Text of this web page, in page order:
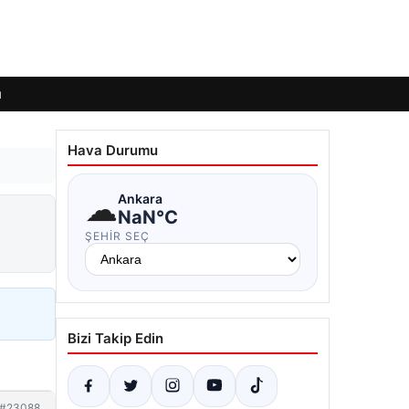
Hava Durumu
☁Ankara
NaN°C
ŞEHIR SEÇ
Bizi Takip Edin